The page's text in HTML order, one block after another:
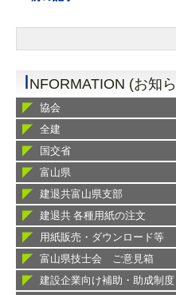
INFORMATION (お知
協会
全建
国交省
富山県
建退共富山県支部
建退共 各種用紙の注文
用紙販売・ダウンロード等
富山県技士会 ご意見箱
建設企業向け補助・助成制度